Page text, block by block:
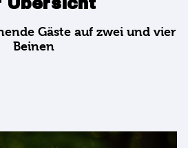
Übersicht
Gäste auf zwei und vier
Beinen